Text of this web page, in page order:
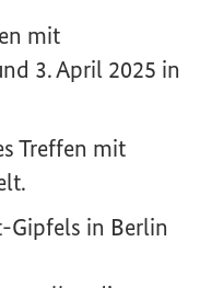
mit
3. April 2025 in
Treffen mit
Gipfels in Berlin